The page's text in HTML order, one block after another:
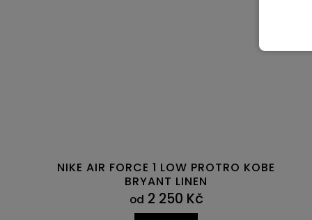
NIKE AIR FORCE 1 LOW PROTRO KOBE
BRYANT LINEN
od 2 250 Kč